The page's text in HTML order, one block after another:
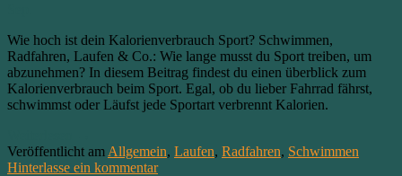
Wie hoch ist dein Kalorienverbrauch Sport? Schwimmen,
Radfahren, Laufen & Co.: Wie lange musst du Sport treiben, um
abzunehmen? In diesem Beitrag findest du einen überblick zum
Kalorienverbrauch beim Sport. Egal, ob du lieber Fahrrad fährst,
schwimmst oder Läufst jede Sportart verbrennt Kalorien.
Veröffentlicht am Allgemein, Laufen, Radfahren, Schwimmen
Hinterlasse ein kommentar